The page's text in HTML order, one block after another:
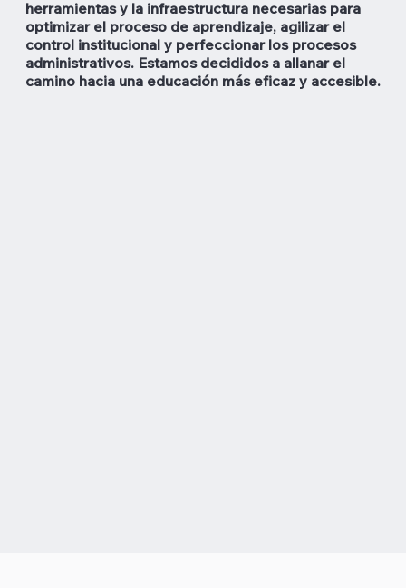
herramientas y la infraestructura necesarias para
optimizar el proceso de aprendizaje, agilizar el
control institucional y perfeccionar los procesos
administrativos. Estamos decididos a allanar el
camino hacia una educación más eficaz y accesible.